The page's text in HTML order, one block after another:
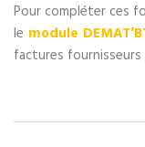
Pour compléter ces
le module
factures